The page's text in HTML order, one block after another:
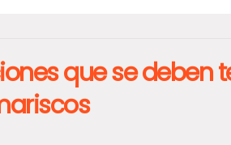
que se deben